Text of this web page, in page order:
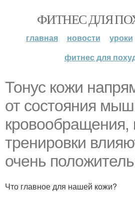
ФИТНЕС ДЛЯ
главная новости уроки
фитнес для
Тонус кожи
от состояния
кровообращения,
тренировки
очень
Что главное для нашей кожи?